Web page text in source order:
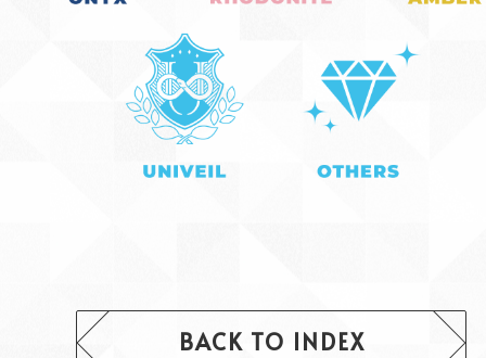
BACK TO INDEX